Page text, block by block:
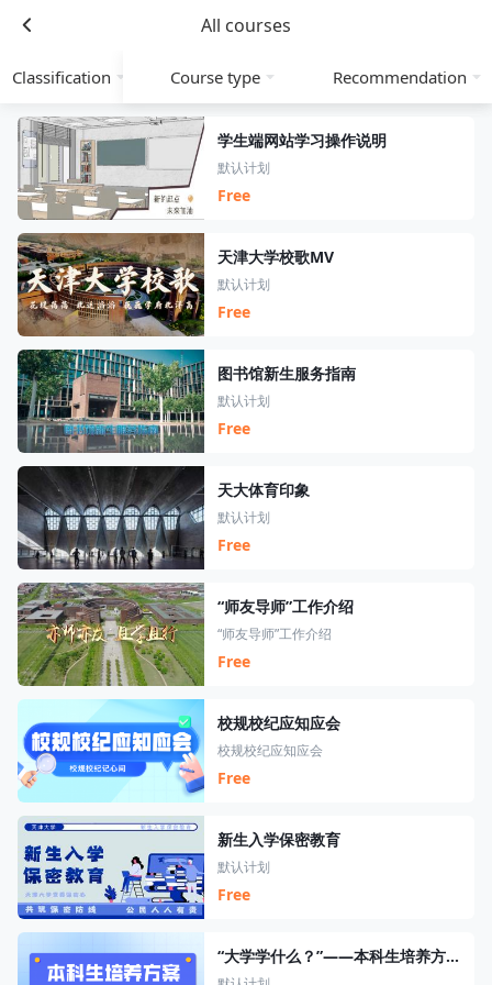
All courses
Classification Course type Recommendation
学生端网站学习操作说明
默认计划
Free
天津大学校歌MV
默认计划
Free
图书馆新生服务指南
默认计划
Free
天大体育印象
默认计划
Free
“师友导师”工作介绍
“师友导师”工作介绍
Free
校规校纪应知应会
校规校纪应知应会
Free
新生入学保密教育
默认计划
Free
“大学学什么？”——本科生培养方案介绍与选课讲解